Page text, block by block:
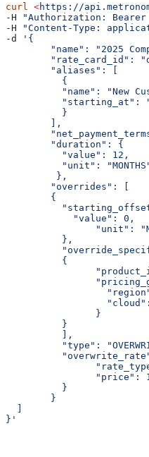
curl <https://
-H
"Authorization: Bearer
-H
"Content-Type:
-d
'{
"name": "2025
"rate_card_id":
	"aliases": [
	  {
"name": "New
"starting_at":
	  }
	],
	"duration": {
	  "value": 12,
"unit":
	 },
	"overrides": [
	{
	    "value": 0,
"unit":
	  },
	  {
		}
	  }
	  ],
"type":
"price":
	  }
	}
  ]
}'